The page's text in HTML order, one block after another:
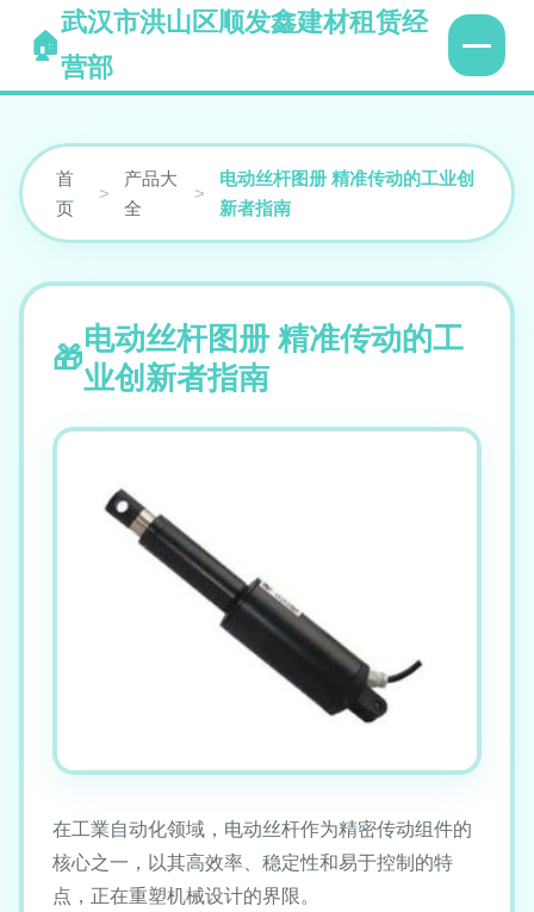
武汉市洪山区顺发鑫建材租赁经
营部
首
页
>
产品大
全
>
电动丝杆图册 精准传动的工业创
新者指南
电动丝杆图册 精准传动的工
业创新者指南
在工業自动化领域，电动丝杆作为精密传动组件的
核心之一，以其高效率、稳定性和易于控制的特
点，正在重塑机械设计的界限。